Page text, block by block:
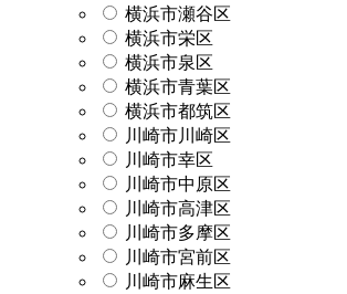
横浜市瀬谷区
横浜市栄区
横浜市泉区
横浜市青葉区
横浜市都筑区
川崎市川崎区
川崎市幸区
川崎市中原区
川崎市高津区
川崎市多摩区
川崎市宮前区
川崎市麻生区